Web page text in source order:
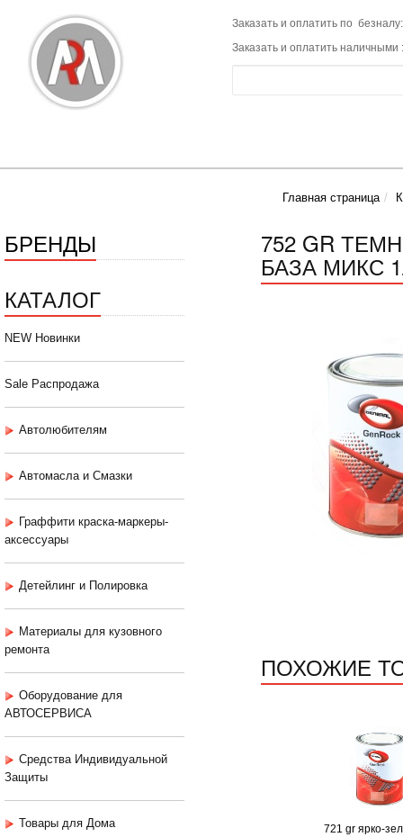
Заказать и оплатить по
Заказать и оплатить наличными
Главная страница
БРЕНДЫ
КАТАЛОГ
NEW Новинки
Sale Распродажа
Автолюбителям
Автомасла и Смазки
Граффити краска-маркеры-
аксессуары
Детейлинг и Полировка
Материалы для кузовного
ремонта
Оборудование для
АВТОСЕРВИСА
Средства Индивидуальной
Защиты
Товары для Дома
752 GR
БАЗА МИКС
ПОХОЖИЕ
721 gr ярко-